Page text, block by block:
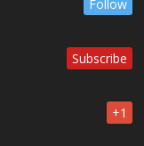
Follow
Subscribe
+1